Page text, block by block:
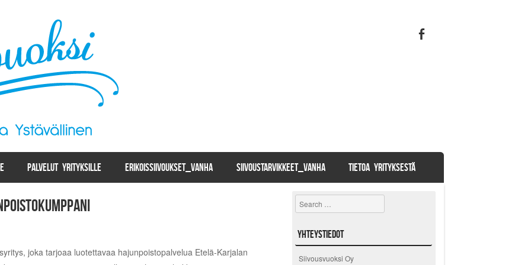
PALVELUT YRITYKSILLE ERIKOISSIIVOUKSET_VANHA SIIVOUSTARVIKKEET_VANHA TIETOA YRITYKSESTÄ
joka tarjoaa luotettavaa hajunpoistopalvelua Etelä-Karjalan
Search
Yhteystiedot
Siivousvuoksi Oy